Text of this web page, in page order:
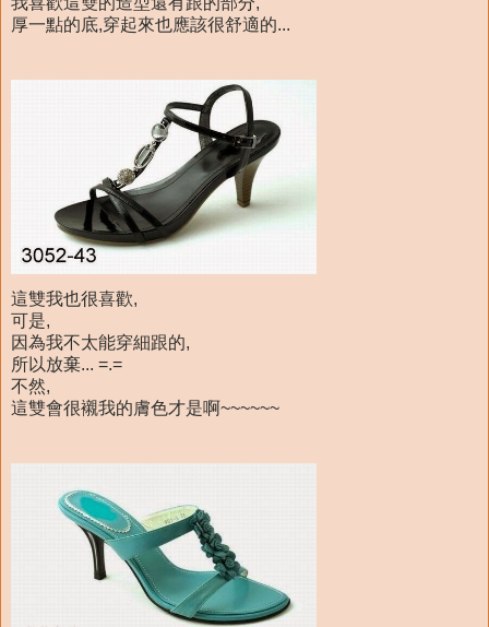
厚一點的底,穿起來也應該很舒適的...
這雙我也很喜歡,
可是,
因為我不太能穿細跟的,
所以放棄... =.=
不然,
這雙會很襯我的膚色才是啊~~~~~~